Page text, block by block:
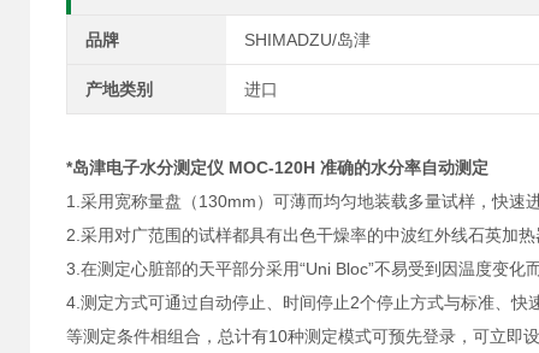
品牌 SHIMADZU/岛津
产地类别 进口
*岛津电子水分测定仪 MOC-120H 准确的水分率自动测定
1.采用宽称量盘（130mm）可薄而均匀地装载多量试样，快速
2.采用对广范围的试样都具有出色干燥率的中波红外线石英加
3.在测定心脏部的天平部分采用“Uni Bloc”不易受到因温度变化
4.测定方式可通过自动停止、时间停止2个停止方式与标准、
等测定条件相组合，总计有10种测定模式可预先登录，可立即